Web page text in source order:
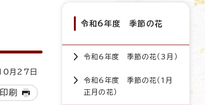
月27日
刷
令和6年度 季節の花
令和6年度 季節の花（3月）
令和6年度 季節の花（1月
正月の花）